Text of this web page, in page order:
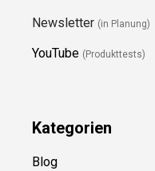
Newsletter (in Planung)
YouTube (Produkttests)
Kategorien
Blog